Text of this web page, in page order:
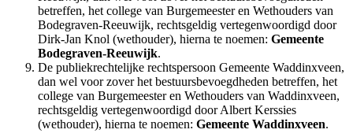
betreffen, het college van Burgemeester en Wethouders van
Bodegraven-Reeuwijk, rechtsgeldig vertegenwoordigd door
Dirk-Jan Knol (wethouder), hierna te noemen: Gemeente
Bodegraven-Reeuwijk.
De publiekrechtelijke rechtspersoon Gemeente Waddinxveen,
dan wel voor zover het bestuursbevoegdheden betreffen, het
college van Burgemeester en Wethouders van Waddinxveen,
rechtsgeldig vertegenwoordigd door Albert Kerssies
(wethouder), hierna te noemen: Gemeente Waddinxveen.